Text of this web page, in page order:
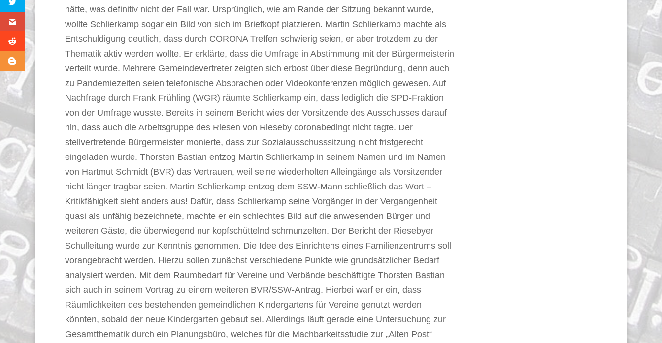
hätte, was definitiv nicht der Fall war. Ursprünglich, wie am Rande der Sitzung bekannt wurde,
wollte Schlierkamp sogar ein Bild von sich im Briefkopf platzieren. Martin Schlierkamp machte als
Entschuldigung deutlich, dass durch CORONA Treffen schwierig seien, er aber trotzdem zu der
Thematik aktiv werden wollte. Er erklärte, dass die Umfrage in Abstimmung mit der Bürgermeisterin
verteilt wurde. Mehrere Gemeindevertreter zeigten sich erbost über diese Begründung, denn auch
zu Pandemiezeiten seien telefonische Absprachen oder Videokonferenzen möglich gewesen. Auf
Nachfrage durch Frank Frühling (WGR) räumte Schlierkamp ein, dass lediglich die SPD-Fraktion
von der Umfrage wusste. Bereits in seinem Bericht wies der Vorsitzende des Ausschusses darauf
hin, dass auch die Arbeitsgruppe des Riesen von Rieseby coronabedingt nicht tagte. Der
stellvertretende Bürgermeister monierte, dass zur Sozialausschusssitzung nicht fristgerecht
eingeladen wurde. Thorsten Bastian entzog Martin Schlierkamp in seinem Namen und im Namen
von Hartmut Schmidt (BVR) das Vertrauen, weil seine wiederholten Alleingänge als Vorsitzender
nicht länger tragbar seien. Martin Schlierkamp entzog dem SSW-Mann schließlich das Wort –
Kritikfähigkeit sieht anders aus! Dafür, dass Schlierkamp seine Vorgänger in der Vergangenheit
quasi als unfähig bezeichnete, machte er ein schlechtes Bild auf die anwesenden Bürger und
weiteren Gäste, die überwiegend nur kopfschüttelnd schmunzelten. Der Bericht der Riesebyer
Schulleitung wurde zur Kenntnis genommen. Die Idee des Einrichtens eines Familienzentrums soll
vorangebracht werden. Hierzu sollen zunächst verschiedene Punkte wie grundsätzlicher Bedarf
analysiert werden. Mit dem Raumbedarf für Vereine und Verbände beschäftigte Thorsten Bastian
sich auch in seinem Vortrag zu einem weiteren BVR/SSW-Antrag. Hierbei warf er ein, dass
Räumlichkeiten des bestehenden gemeindlichen Kindergartens für Vereine genutzt werden
könnten, sobald der neue Kindergarten gebaut sei. Allerdings läuft gerade eine Untersuchung zur
Gesamtthematik durch ein Planungsbüro, welches für die Machbarkeitsstudie zur „Alten Post“